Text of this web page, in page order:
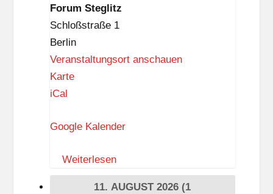
a
p
p
Forum Steglitz
Schloßstraße 1
Berlin
Veranstaltungsort anschauen
KarteF
u
S
t
iCal
Google Kalender
Weiterlesen
11. AUGUST 2026 (1